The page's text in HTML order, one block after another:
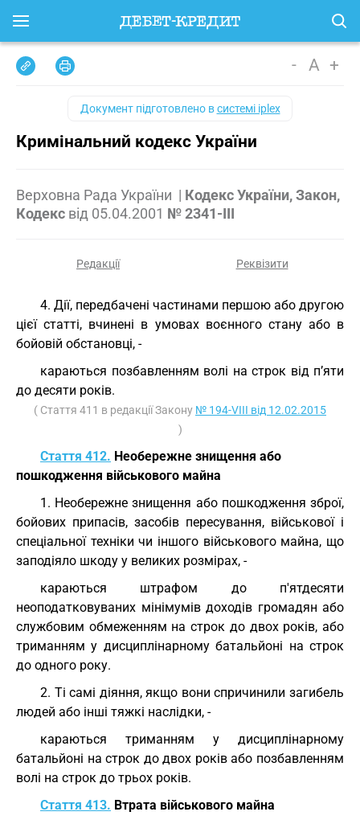
- A +
Документ підготовлено всистемі iplex
Кримінальний кодекс України
Верховна Рада України | Кодекс України, Закон,
Кодекс від 05.04.2001 № 2341-III
Редакції Реквізити
4. Дії, передбачені частинами першою або другою
цієї статті, вчинені в умовах воєнного стану або в
бойовій обстановці, -
караються позбавленням волі на строк від п’яти
до десяти років.
( Стаття 411 в редакції Закону № 194-VIII від 12.02.2015
)
Стаття 412. Необережне знищення або
пошкодження військового майна
1. Необережне знищення або пошкодження зброї,
бойових припасів, засобів пересування, військової і
спеціальної техніки чи іншого військового майна, що
заподіяло шкоду у великих розмірах, -
караються штрафом до п'ятдесяти
неоподатковуваних мінімумів доходів громадян або
службовим обмеженням на строк до двох років, або
триманням у дисциплінарному батальйоні на строк
до одного року.
2. Ті самі діяння, якщо вони спричинили загибель
людей або інші тяжкі наслідки, -
караються триманням у дисциплінарному
батальйоні на строк до двох років або позбавленням
волі на строк до трьох років.
Стаття 413. Втрата військового майна